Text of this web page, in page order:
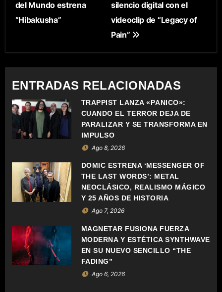
V
G
A
C
I
Ó
N
D
E
E
N
T
del Mundo estrena
“Hibakusha”
silencio digital con el
videoclip de “Legacy of
Pain”
ENTRADAS RELACIONADAS
TRAPPIST LANZA «PÁNICO»:
CUANDO EL TERROR DEJA DE
PARALIZAR Y SE TRANSFORMA EN
IMPULSO
Ago 8, 2026
DOMIC ESTRENA ‘MESSENGER OF
THE LAST WORDS’: METAL
NEOCLÁSICO, REALISMO MÁGICO
Y 25 AÑOS DE HISTORIA
Ago 7, 2026
MAGNETAR FUSIONA FUERZA
MODERNA Y ESTÉTICA SYNTHWAVE
EN SU NUEVO SENCILLO “THE
FADING”
Ago 6, 2026